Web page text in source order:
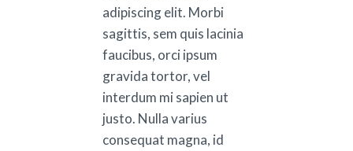
adipiscing elit. Morbi
sagittis, sem quis lacinia
faucibus, orci ipsum
gravida tortor, vel
interdum mi sapien ut
justo. Nulla varius
consequat magna, id